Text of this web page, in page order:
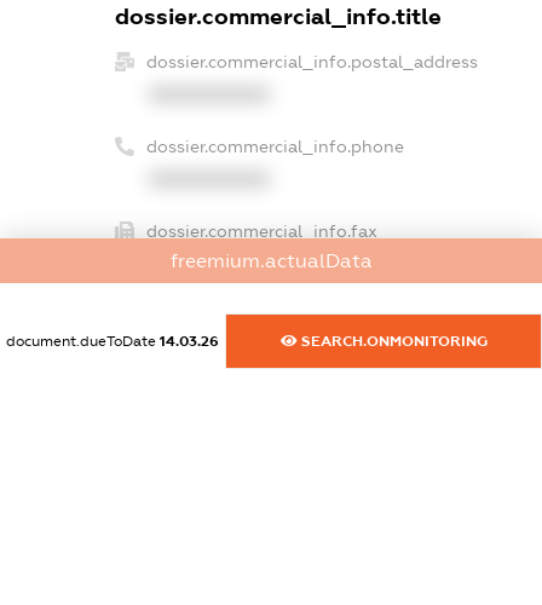
dossier.commercial_info.title
dossier.commercial_info.postal_address
dossier.commercial_info.phone
dossier.commercial_info.fax
XXXXXXXXXX
dossier.commercial_info.email
XXXXXXXXXX
freemium.actualData
document.dueToDate 14.03.26 SEARCH.ONMONITORING